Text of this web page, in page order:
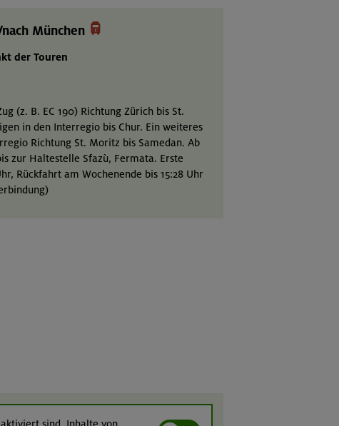
München 
der Touren
(z. B. EC 190) Richtung Zürich bis St.
in den Interregio bis Chur. Ein weiteres
Richtung St. Moritz bis Samedan. Ab
zur Haltestelle Sfazù, Fermata. Erste
Rückfahrt am Wochenende bis 15:28 Uhr